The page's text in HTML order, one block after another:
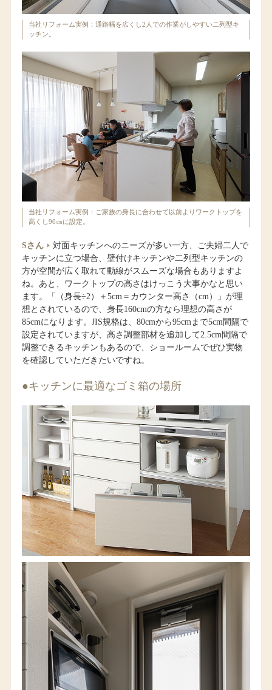
当社リフォーム実例：通路幅を広くし2人での作業がしやすい二列型キ
ッチン。
当社リフォーム実例：ご家族の身長に合わせて以前よりワークトップを
高くし90㎝に設定。
Sさん
対面キッチンへのニーズが多い一方、ご夫婦二人で
キッチンに立つ場合、壁付けキッチンや二列型キッチンの
方が空間が広く取れて動線がスムーズな場合もありますよ
ね。あと、ワークトップの高さはけっこう大事かなと思い
ます。「（身長÷2）＋5cm＝カウンター高さ（cm）」が理
想とされているので、身長160cmの方なら理想の高さが
85cmになります。JIS規格は、80cmから95cmまで5cm間隔で
設定されていますが、高さ調整部材を追加して2.5cm間隔で
調整できるキッチンもあるので、ショールームでぜひ実物
を確認していただきたいですね。
●キッチンに最適なゴミ箱の場所